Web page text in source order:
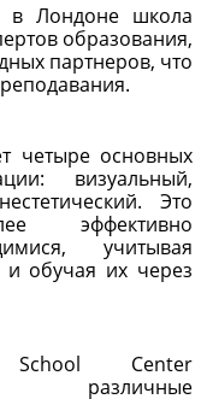
в Лондоне школа
образования,
партнеров, что
четыре основных
визуальный,
Это
эффективно
учитывая
и обучая их через
Center
различные